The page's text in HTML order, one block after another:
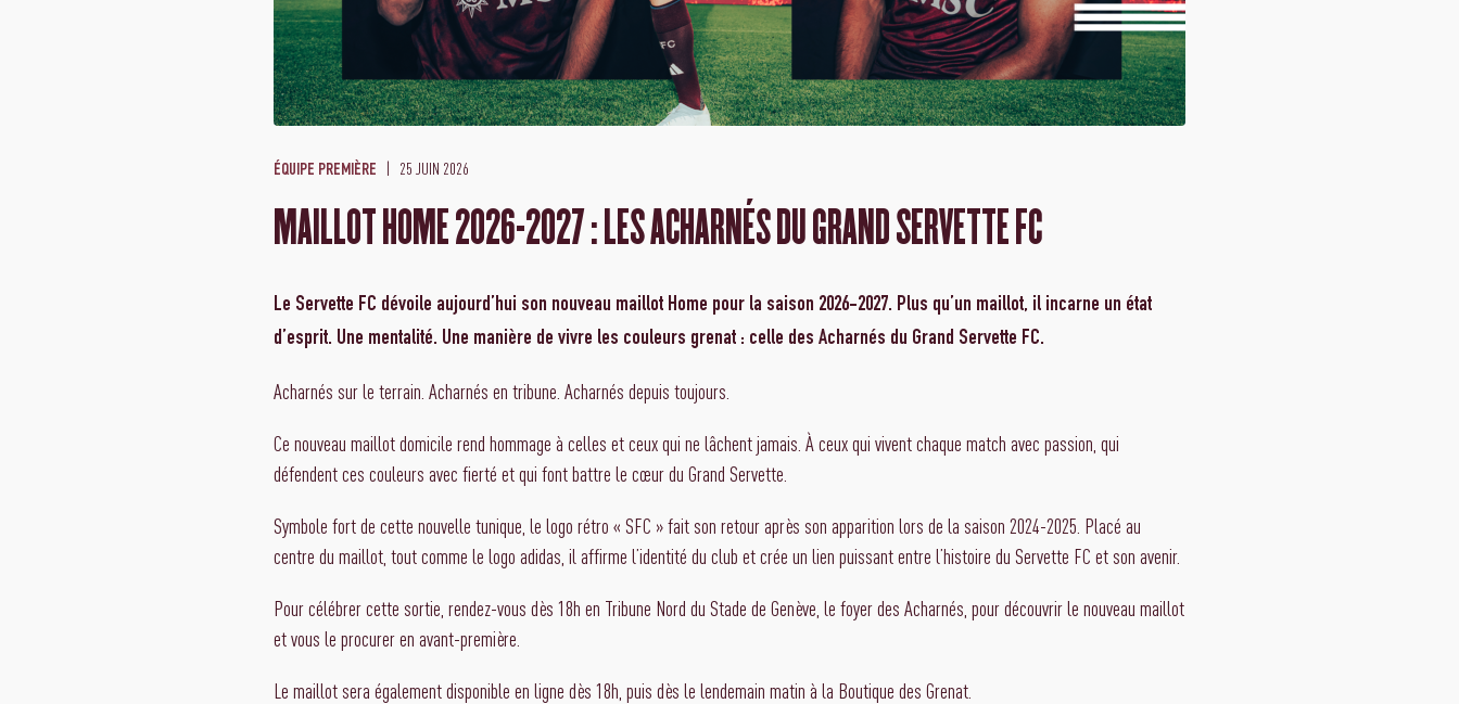
ÉQUIPE PREMIÈRE 25 JUIN 2026
MAILLOT HOME 2026-2027 : LES ACHARNÉS DU GRAND SERVETTE FC
Le Servette FC dévoile aujourd’hui son nouveau maillot Home pour la saison 2026-2027. Plus qu’un maillot, il incarne un état
d’esprit. Une mentalité. Une manière de vivre les couleurs grenat : celle des Acharnés du Grand Servette FC.
Acharnés sur le terrain. Acharnés en tribune. Acharnés depuis toujours.
Ce nouveau maillot domicile rend hommage à celles et ceux qui ne lâchent jamais. À ceux qui vivent chaque match avec passion, qui
défendent ces couleurs avec fierté et qui font battre le cœur du Grand Servette.
Symbole fort de cette nouvelle tunique, le logo rétro « SFC » fait son retour après son apparition lors de la saison 2024-2025. Placé au
centre du maillot, tout comme le logo adidas, il affirme l’identité du club et crée un lien puissant entre l’histoire du Servette FC et son avenir.
Pour célébrer cette sortie, rendez-vous dès 18h en Tribune Nord du Stade de Genève, le foyer des Acharnés, pour découvrir le nouveau maillot
et vous le procurer en avant-première.
Le maillot sera également disponible en ligne dès 18h, puis dès le lendemain matin à la Boutique des Grenat.